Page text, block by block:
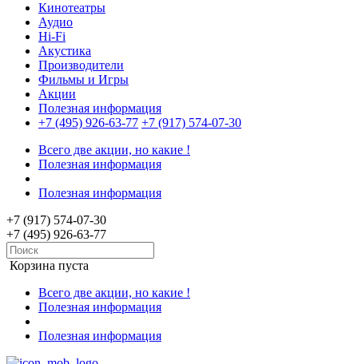
Кинотеатры
Аудио
Hi-Fi
Акустика
Производители
Фильмы и Игры
Акции
Полезная информация
+7 (495) 926-63-77 +7 (917) 574-07-30
Всего две акции, но какие !
Полезная информация
Полезная информация
+7 (917) 574-07-30
+7 (495) 926-63-77
Корзина пуста
Всего две акции, но какие !
Полезная информация
Полезная информация